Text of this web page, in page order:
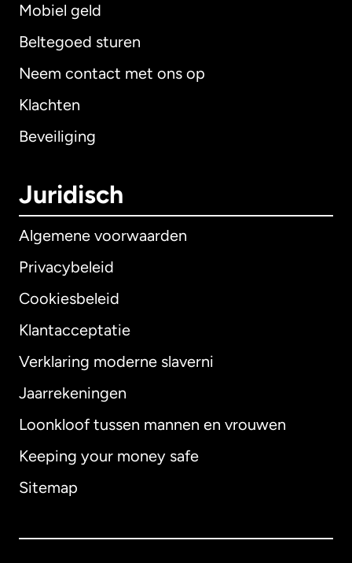
Mobiel geld
Beltegoed sturen
Neem contact met ons op
Klachten
Beveiliging
Juridisch
Algemene voorwaarden
Privacybeleid
Cookiesbeleid
Klantacceptatie
Verklaring moderne slaverni
Jaarrekeningen
Loonkloof tussen mannen en vrouwen
Keeping your money safe
Sitemap
Internationaal English
Australië